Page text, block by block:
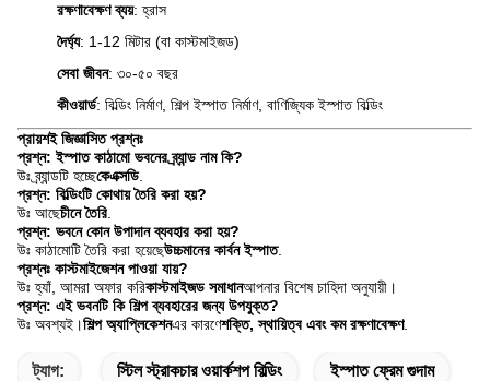
রক্ষণাবেক্ষণ ব্যয়: হ্রাস
দৈর্ঘ্য: 1-12 মিটার (বা কাস্টমাইজড)
সেবা জীবন: ৩০-৫০ বছর
কীওয়ার্ড: বিল্ডিং নির্মাণ, শিল্প ইস্পাত নির্মাণ, বাণিজ্যিক ইস্পাত বিল্ডিং
প্রায়শই জিজ্ঞাসিত প্রশ্নঃ
প্রশ্ন: ইস্পাত কাঠামো ভবনের ব্র্যান্ড নাম কি?
উঃ ব্র্যান্ডটি হচ্ছেকেএক্সডি.
প্রশ্ন: বিল্ডিংটি কোথায় তৈরি করা হয়?
উঃ আছেচীনে তৈরি.
প্রশ্ন: ভবনে কোন উপাদান ব্যবহার করা হয়?
উঃ কাঠামোটি তৈরি করা হয়েছেউচ্চমানের কার্বন ইস্পাত.
প্রশ্নঃ কাস্টমাইজেশন পাওয়া যায়?
উঃ হ্যাঁ, আমরা অফার করিকাস্টমাইজড সমাধানআপনার বিশেষ চাহিদা অনুযায়ী।
প্রশ্ন: এই ভবনটি কি শিল্প ব্যবহারের জন্য উপযুক্ত?
উঃ অবশ্যই।শিল্প অ্যাপ্লিকেশনএর কারণেশক্তি, স্থায়িত্ব এবং কম রক্ষণাবেক্ষণ.
ট্যাগ: স্টিল স্ট্রাকচার ওয়ার্কশপ বিল্ডিং ইস্পাত ফ্রেম গুদাম